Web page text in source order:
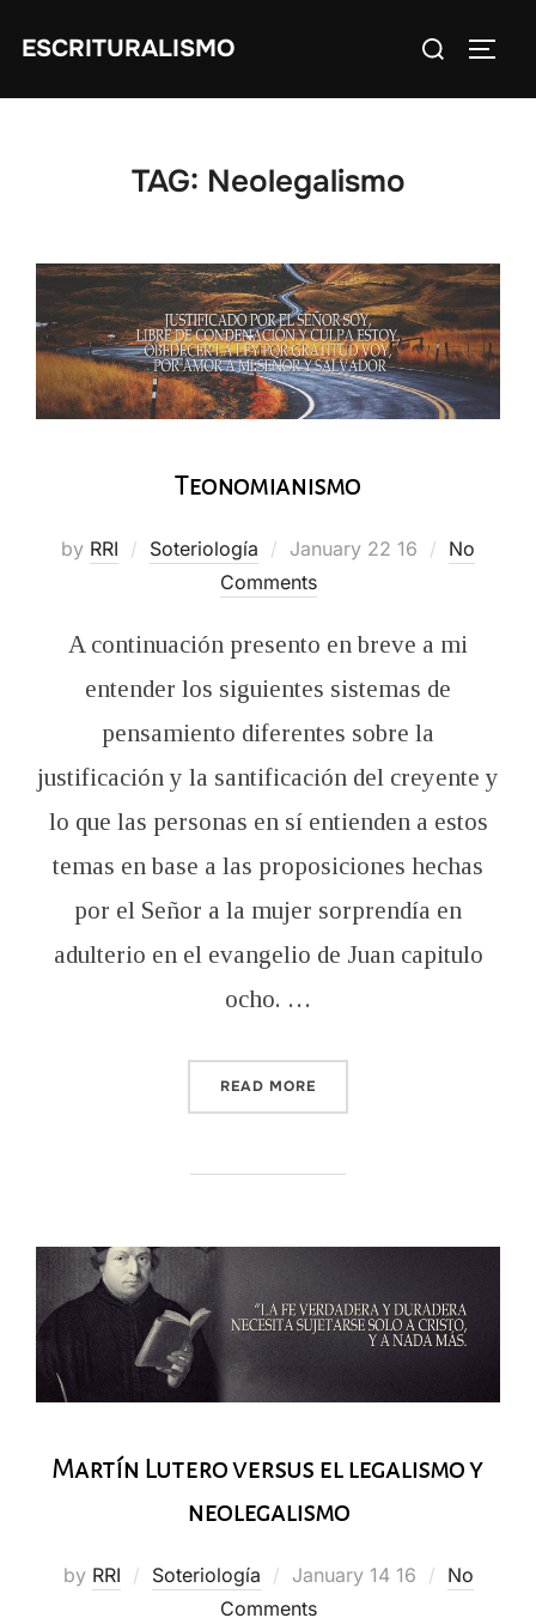
ESCRITURALISMO
Search
TAG: Neolegalismo
Teonomianismo
by RRI Soteriología
Posted
on
January 22 16
No
Comments
A continuación presento en breve a mi
entender los siguientes sistemas de
pensamiento diferentes sobre la
justificación y la santificación del creyente y
lo que las personas en sí entienden a estos
temas en base a las proposiciones hechas
por el Señor a la mujer sorprendía en
adulterio en el evangelio de Juan capitulo
ocho. …
READ MORE
Martín Lutero versus el legalismo y
neolegalismo
by RRI Soteriología
Posted
on
January 14 16
No
Comments